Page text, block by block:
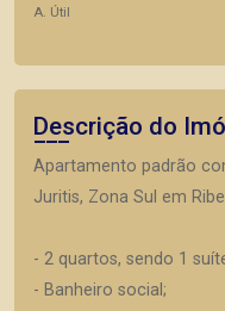
A. Útil
Descrição do
Apartamento padrão
Juritis, Zona Sul em
- 2 quartos, sendo 1
- Banheiro social;